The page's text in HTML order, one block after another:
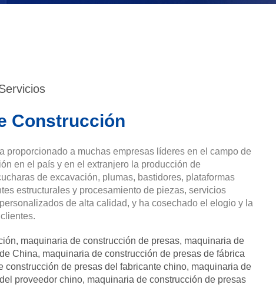
Construcción
proporcionado a muchas empresas líderes en el campo de
en el país y en el extranjero la producción de
de excavación, plumas, bastidores, plataformas
estructurales y procesamiento de piezas, servicios
de alta calidad, y ha cosechado el elogio y la
, maquinaria de construcción de presas, maquinaria de
China, maquinaria de construcción de presas de fábrica
construcción de presas del fabricante chino, maquinaria de
proveedor chino, maquinaria de construcción de presas